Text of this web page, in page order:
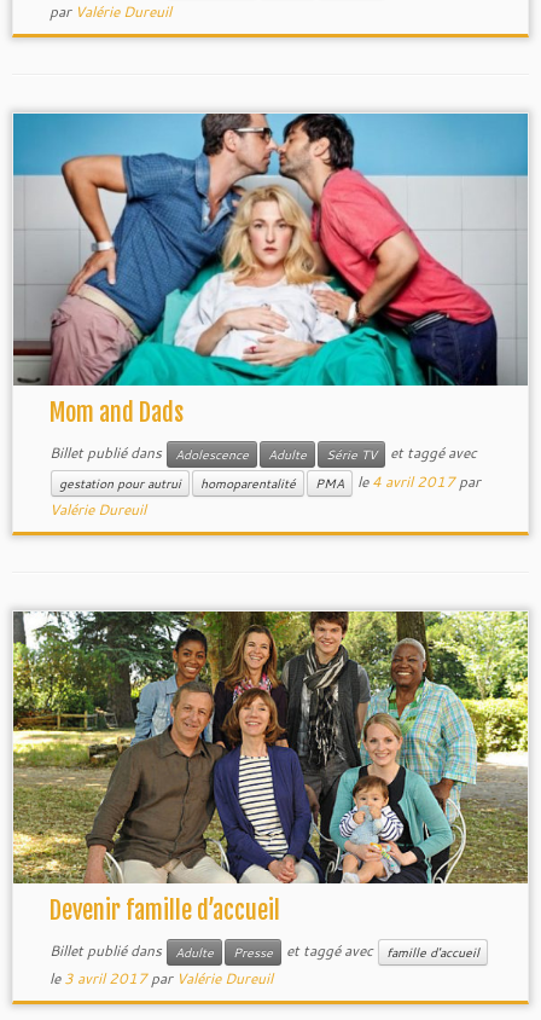
par Valérie Dureuil
Mom and Dads
Billet publié dans Adolescence Adulte Série TV et taggé avec
gestation pour autrui homoparentalité PMA le4 avril 2017 par
Valérie Dureuil
Devenir famille d’accueil
Billet publié dans Adulte Presse et taggé avec famille d'accueil
le3 avril 2017 par Valérie Dureuil